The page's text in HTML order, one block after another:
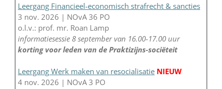
Leergang Financieel-economisch strafrecht & sancties
3 nov. 2026 | NOvA 36 PO
o.l.v.: prof. mr. Roan Lamp
informatiesessie 8 september van 16.00-17.00 uur
korting voor leden van de Praktizijns-sociëteit
Leergang Werk maken van resocialisatie NIEUW
4 nov. 2026 | NOvA 3 PO